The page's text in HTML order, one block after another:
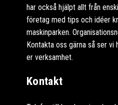
har också hjälpt allt från
företag med tips och idéer
maskinparken.
Kontakta oss gärna så ser vi
er verksamhet.
Kontakt